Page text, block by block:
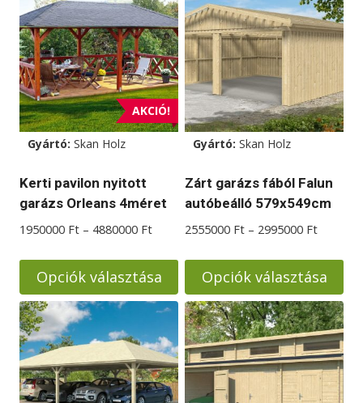
variációja
van.
A
változatok
a
termékoldalon
választhatók
variációja
van.
A
változatok
a
termékoldalon
választhatók
AKCIÓ!
Gyártó: Skan Holz
Kerti pavilon nyitott
garázs Orleans 4méret
1950000 Ft – 4880000 FtÁrtartomány:
-
4880000 Ft
Opciók választása
Ennek
a
terméknek
több
variációja
Gyártó: Skan Holz
Zárt garázs fából Falun
autóbeálló 579x549cm
2555000 Ft – 2995000 Ft
-
Opciók választása
Ennek
a
terméknek
több
variációja